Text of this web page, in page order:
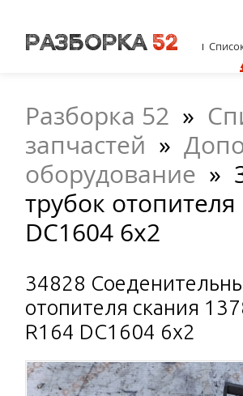
Разборка 52 »
запчастей »
оборудование »
трубок
DC1604 6x2
34828
отопителя скания
R164 DC1604 6x2